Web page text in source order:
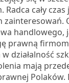
cały
handlowego,
prawną
działalność
mają
Polaków.